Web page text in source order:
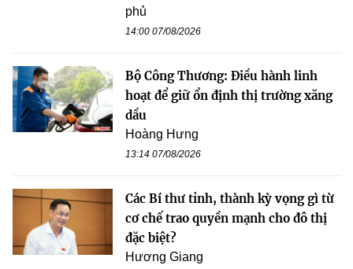
phủ
14:00 07/08/2026
Bộ Công Thương: Điều hành linh
hoạt để giữ ổn định thị trường xăng
dầu
Hoàng Hưng
13:14 07/08/2026
Các Bí thư tỉnh, thành kỳ vọng gì từ
cơ chế trao quyền mạnh cho đô thị
đặc biệt?
Hương Giang